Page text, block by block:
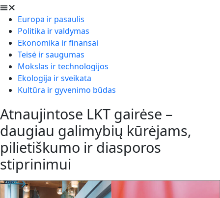
Europa ir pasaulis
Politika ir valdymas
Ekonomika ir finansai
Teisė ir saugumas
Mokslas ir technologijos
Ekologija ir sveikata
Kultūra ir gyvenimo būdas
Atnaujintose LKT gairėse –
daugiau galimybių kūrėjams,
pilietiškumo ir diasporos
stiprinimui